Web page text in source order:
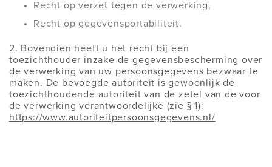
Recht op verzet tegen de verwerking,
Recht op gegevensportabiliteit.
2. Bovendien heeft u het recht bij een
toezichthouder inzake de gegevensbescherming over
de verwerking van uw persoonsgegevens bezwaar te
maken. De bevoegde autoriteit is gewoonlijk de
toezichthoudende autoriteit van de zetel van de voor
de verwerking verantwoordelijke (zie § 1):
https://www.autoriteitpersoonsgegevens.nl/